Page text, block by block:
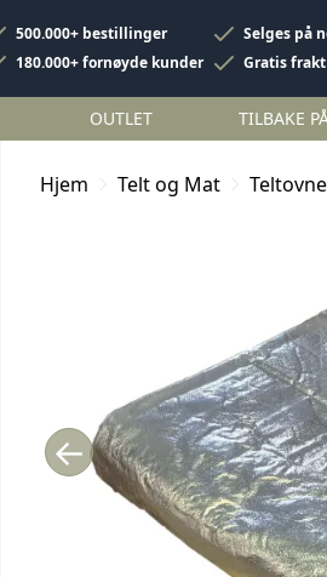
500.000+ bestillinger
Selges på
180.000+ fornøyde kunder Gratis frakt
OUTLET TILBAKE
Hjem Telt og Mat
←